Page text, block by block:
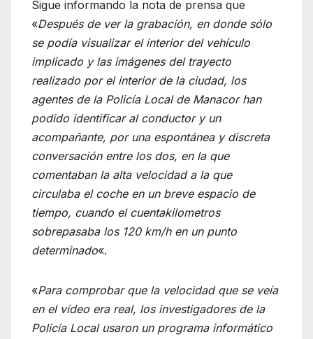
Sigue informando la nota de prensa que
«Después de ver la grabación, en donde sólo
se podía visualizar el interior del vehículo
implicado y las imágenes del trayecto
realizado por el interior de la ciudad, los
agentes de la Policía Local de Manacor han
podido identificar al conductor y un
acompañante, por una espontánea y discreta
conversación entre los dos, en la que
comentaban la alta velocidad a la que
circulaba el coche en un breve espacio de
tiempo, cuando el cuentakilometros
sobrepasaba los 120 km/h en un punto
determinado«.
«Para comprobar que la velocidad que se veía
en el vídeo era real, los investigadores de la
Policía Local usaron un programa informático